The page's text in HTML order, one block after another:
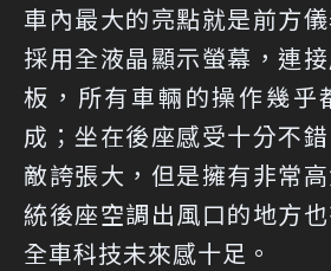
車內最大的亮點就是前方
採用全液晶顯示螢幕，連
板，所有車輛的操作幾乎
成；坐在後座感受十分不
敵誇張大，但是擁有非常
統後座空調出風口的地方
全車科技未來感十足。